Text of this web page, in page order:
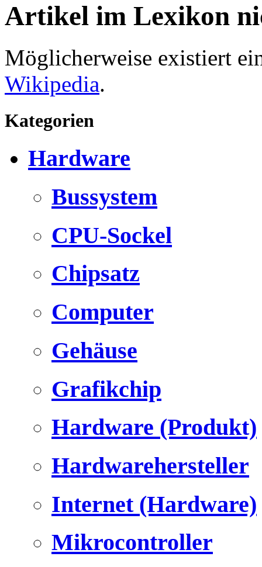
Artikel im Lexikon
Möglicherweise existiert
Wikipedia.
Kategorien
Hardware
Bussystem
CPU-Sockel
Chipsatz
Computer
Gehäuse
Grafikchip
Hardware (Produkt)
Hardwarehersteller
Internet (Hardware)
Mikrocontroller